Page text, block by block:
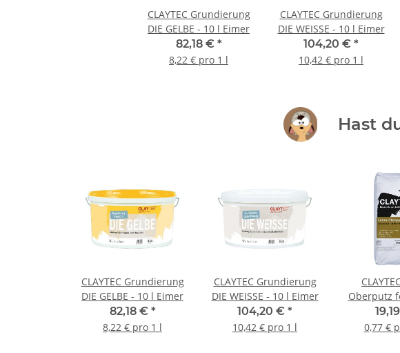
CLAYTEC Grundierung
DIE GELBE - 10 l Eimer
82,18 € *
8,22 € pro 1 l
CLAYTEC Grundierung
DIE WEISSE - 10 l Eimer
104,20 € *
10,42 € pro 1 l
Hast
CLAYTEC Grundierung
DIE GELBE - 10 l Eimer
82,18 € *
8,22 € pro 1 l
CLAYTEC Grundierung
DIE WEISSE - 10 l Eimer
104,20 € *
10,42 € pro 1 l
Oberputz
kg
0,77 €